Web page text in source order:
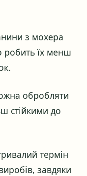
з мохера
робить їх менш
обробляти
стійкими до
термін
завдяки